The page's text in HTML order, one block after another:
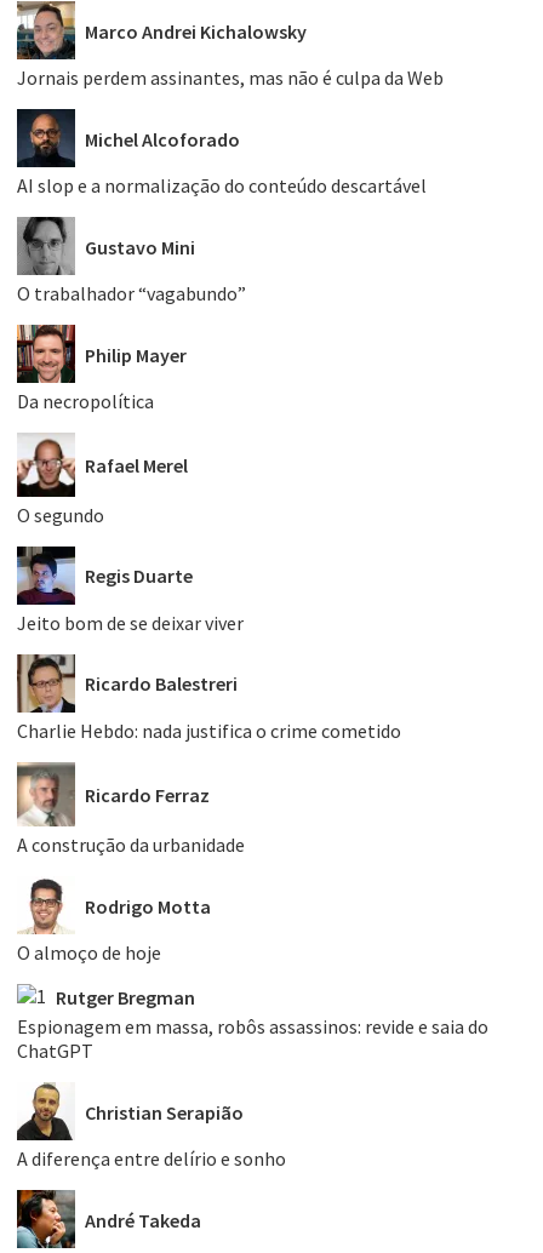
Marco Andrei Kichalowsky
Jornais perdem assinantes, mas não é culpa da Web
Michel Alcoforado
AI slop e a normalização do conteúdo descartável
Gustavo Mini
O trabalhador “vagabundo”
Philip Mayer
Da necropolítica
Rafael Merel
O segundo
Regis Duarte
Jeito bom de se deixar viver
Ricardo Balestreri
Charlie Hebdo: nada justifica o crime cometido
Ricardo Ferraz
A construção da urbanidade
Rodrigo Motta
O almoço de hoje
Rutger Bregman
Espionagem em massa, robôs assassinos: revide e saia do
ChatGPT
Christian Serapião
A diferença entre delírio e sonho
André Takeda